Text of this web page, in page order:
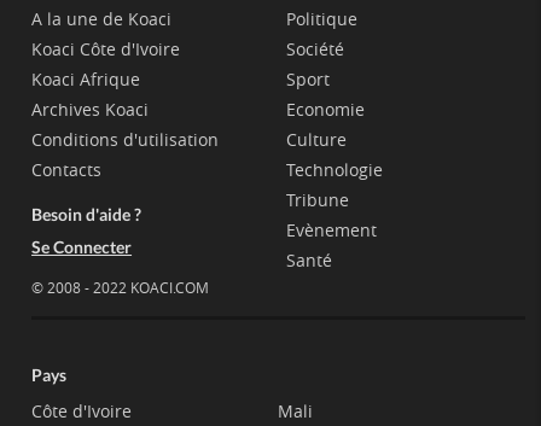
A la une de Koaci
Koaci Côte d'Ivoire
Koaci Afrique
Archives Koaci
Conditions d'utilisation
Contacts
Besoin d'aide ?
Se Connecter
© 2008 - 2022 KOACI.COM
Politique
Société
Sport
Economie
Culture
Technologie
Tribune
Evènement
Santé
Pays
Côte d'Ivoire
Mali